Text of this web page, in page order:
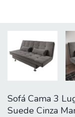
Sofá Cama 3
Suede Cinza